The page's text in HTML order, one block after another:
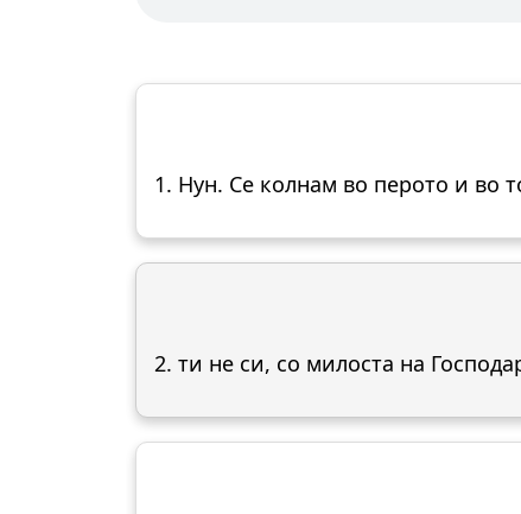
1. Нун. Се колнам во перото и во
2. ти не си, со милоста на